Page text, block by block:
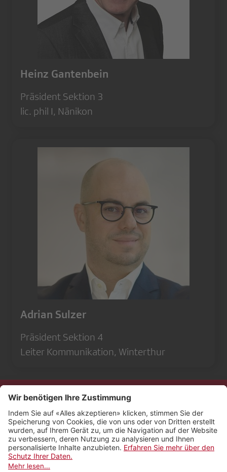
Heinz Gantenbein
Präsident Sektion 3
lic. phil I, Nänikon
Adrian Sulzer
Präsident Sektion 4
Leiter Kommunikation, Winterthur
Kontakt
Impressum
Rechtliches
Netiquette